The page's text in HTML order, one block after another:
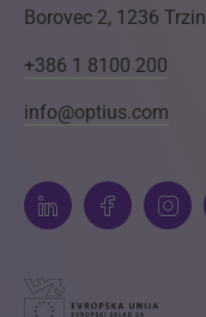
Borovec 2, 1236 Trzin
+386 1 8100 200
info@optius.com